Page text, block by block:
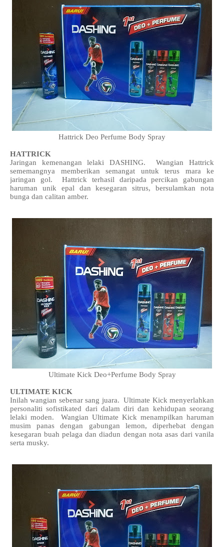
Hattrick Deo Perfume Body Spray
HATTRICK
Jaringan kemenangan lelaki DASHING. Wangian Hattrick
sememangnya memberikan semangat untuk terus mara ke
jaringan gol. Hattrick terhasil daripada percikan gabungan
haruman unik epal dan kesegaran sitrus, bersulamkan nota
bunga dan calitan amber.
Ultimate Kick Deo+Perfume Body Spray
ULTIMATE KICK
Inilah wangian sebenar sang juara. Ultimate Kick menyerlahkan
personaliti sofistikated dari dalam diri dan kehidupan seorang
lelaki moden. Wangian Ultimate Kick menampilkan haruman
musim panas dengan gabungan lemon, diperhebat dengan
kesegaran buah pelaga dan diadun dengan nota asas dari vanila
serta musky.